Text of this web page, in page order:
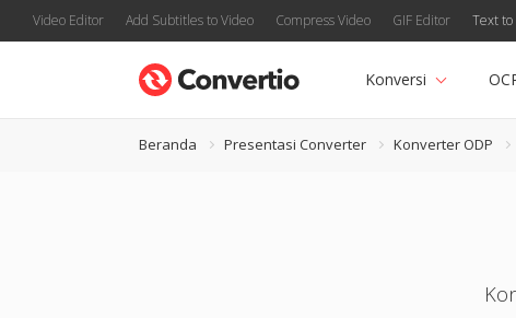
Video Editor Add Subtitles to Video Compress Video GIF Editor Text to
Konversi
Beranda Presentasi Converter Konverter ODP